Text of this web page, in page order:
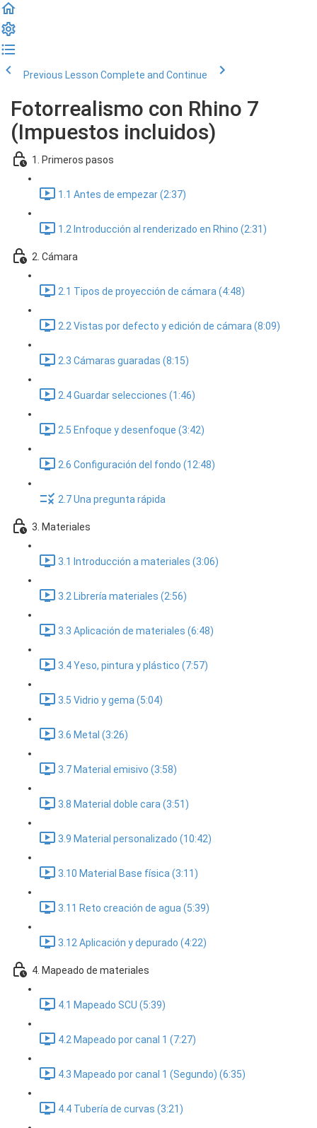
Previous Lesson Complete and Continue
Fotorrealismo con Rhino 7
(Impuestos incluidos)
1. Primeros pasos
1.1 Antes de empezar (2:37)
1.2 Introducción al renderizado en Rhino (2:31)
2. Cámara
2.1 Tipos de proyección de cámara (4:48)
2.2 Vistas por defecto y edición de cámara (8:09)
2.3 Cámaras guaradas (8:15)
2.4 Guardar selecciones (1:46)
2.5 Enfoque y desenfoque (3:42)
2.6 Configuración del fondo (12:48)
2.7 Una pregunta rápida
3. Materiales
3.1 Introducción a materiales (3:06)
3.2 Librería materiales (2:56)
3.3 Aplicación de materiales (6:48)
3.4 Yeso, pintura y plástico (7:57)
3.5 Vidrio y gema (5:04)
3.6 Metal (3:26)
3.7 Material emisivo (3:58)
3.8 Material doble cara (3:51)
3.9 Material personalizado (10:42)
3.10 Material Base física (3:11)
3.11 Reto creación de agua (5:39)
3.12 Aplicación y depurado (4:22)
4. Mapeado de materiales
4.1 Mapeado SCU (5:39)
4.2 Mapeado por canal 1 (7:27)
4.3 Mapeado por canal 1 (Segundo) (6:35)
4.4 Tubería de curvas (3:21)